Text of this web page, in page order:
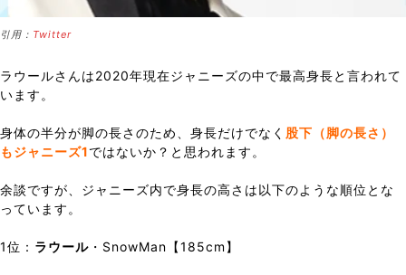
引用： Twitter
ラウールさんは2020年現在ジャニーズの中で最高身長と言われて
います。
身体の半分が脚の長さのため、身長だけでなく 股下（脚の長さ）
もジャニーズ1ではないか？と思われます。
余談ですが、ジャニーズ内で身長の高さは以下のような順位とな
っています。
1位： ラウール ・SnowMan【185cm】